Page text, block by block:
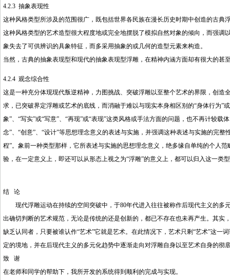
4.2.3 抽象表现性
这种风格类型所涉及的范围很广，既包括世界各民族在漫长历史时期中创造的古
这种风格类型的艺术造型很大程度地或完全地摆脱了模拟自然对象的倾向，而强
象失去了可供辨识的具象特征，而多采用抽象的或几何的造型元素来构造。
当然，古典的抽象表现型和现代的抽象表现型浮雕，在精神内涵方面却有很大的甚
4.2.4 观念综合性
这是一种充分体现现代叛逆精神，力图挑战、突破浮雕以至整个艺术的界限，创
求，已突破界定浮雕或艺术的底线，而消融于难以与现实本身相区别的“身体行为”
象”、“写实”或“写意”、“再现”或“表现”这类风格或手法方面的问题，也不再计较
念”、“创意”、“设计”等思想理念意义的表述与实施，并强调这种表述与实施的完
程”。象前一种类型那样，它所表述与实施的思想理念意义，绝多缘自单纯的个人
验，在一定意义上，即还可以从形态上视之为“浮雕”的意义上，都可以归入这一类
结 论
现代浮雕运动在持续的空间突破中，于80年代进入往往被称作后现代主义的多
出确切判断的艺术规范，无论是传统的还是创新的，都已不存在也未再产生。其
缺乏认同者，只要被谁认作“艺术”它就是艺术。在此情况下，艺术只剩“艺术”这
定的境地，并在后现代主义的多元化趋势中逐渐走向对浮雕自身以至艺术自身的彻
致 谢
在老师和同学的帮助下，我所开发的系统得到顺利的完成与实现。